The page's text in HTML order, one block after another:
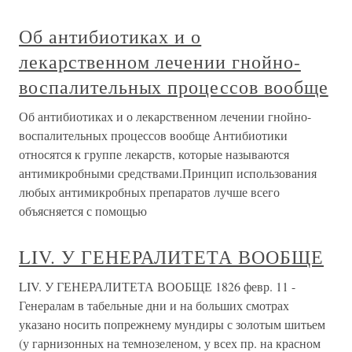
Об антибиотиках и о
лекарственном лечении гнойно-
воспалительных процессов вообще
Об антибиотиках и о лекарственном лечении гнойно-
воспалительных процессов вообще Антибиотики
относятся к группе лекарств, которые называются
антимикробными средствами.Принцип использования
любых антимикробных препаратов лучше всего
объясняется с помощью
LIV. У ГЕНЕРАЛИТЕТА ВООБЩЕ
LIV. У ГЕНЕРАЛИТЕТА ВООБЩЕ 1826 февр. 11 -
Генералам в табельные дни и на больших смотрах
указано носить попрежнему мундиры с золотым шитьем
(у гарнизонных на темнозеленом, у всех пр. на красном